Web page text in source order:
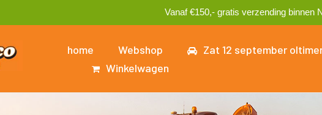
Vanaf €150,- gratis verzending binnen
home Webshop Zat 12 september
Winkelwagen